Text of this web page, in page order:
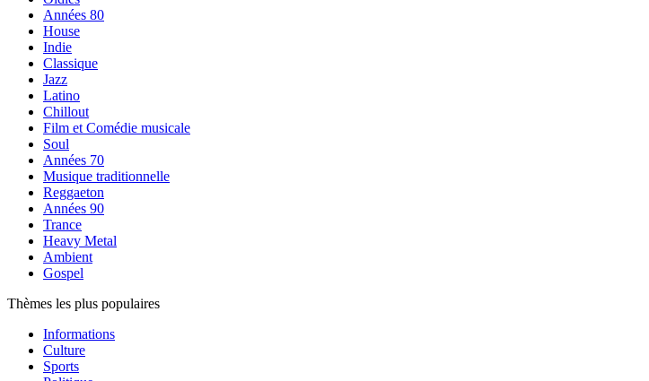
Années 80
House
Indie
Classique
Jazz
Latino
Chillout
Film et Comédie musicale
Soul
Années 70
Musique traditionnelle
Reggaeton
Années 90
Trance
Heavy Metal
Ambient
Gospel
Thèmes les plus populaires
Informations
Culture
Sports